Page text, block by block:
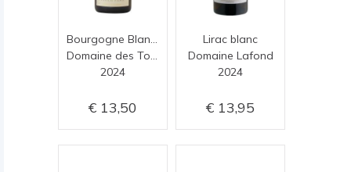
2024
13,50
Lirac blanc
Domaine Lafond
2024
13,95